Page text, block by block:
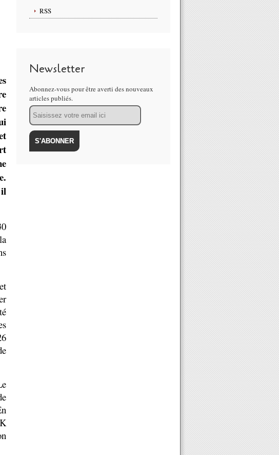
RSS
Newsletter
Abonnez-vous pour être averti des nouveaux
articles publiés.
Email